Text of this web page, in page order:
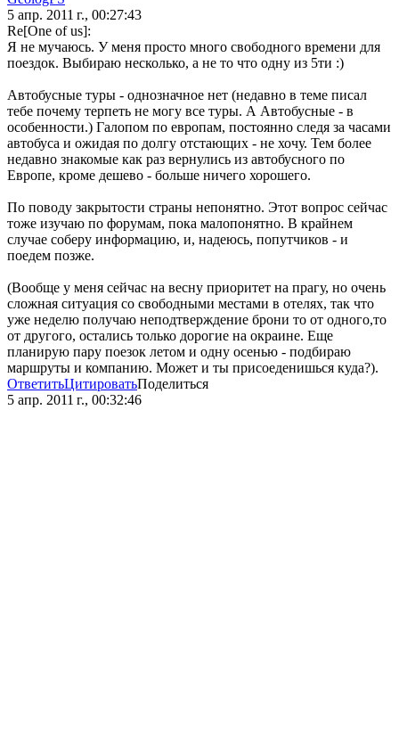
5 апр. 2011 г., 00:27:43
Re[One of us]:
Я не мучаюсь. У меня просто много свободного времени для
поездок. Выбираю несколько, а не то что одну из 5ти :)
Автобусные туры - однозначное нет (недавно в теме писал
тебе почему терпеть не могу все туры. А Автобусные - в
особенности.) Галопом по европам, постоянно следя за часами
автобуса и ожидая по долгу отстающих - не хочу. Тем более
недавно знакомые как раз вернулись из автобусного по
Европе, кроме дешево - больше ничего хорошего.
По поводу закрытости страны непонятно. Этот вопрос сейчас
тоже изучаю по форумам, пока малопонятно. В крайнем
случае соберу информацию, и, надеюсь, попутчиков - и
поедем позже.
(Вообще у меня сейчас на весну приоритет на прагу, но очень
сложная ситуация со свободными местами в отелях, так что
уже неделю получаю неподтверждение брони то от одного,то
от другого, остались только дорогие на окраине. Еще
планирую пару поезок летом и одну осенью - подбираю
маршруты и компанию. Может и ты присоеденишься куда?).
ОтветитьЦитироватьПоделиться
5 апр. 2011 г., 00:32:46